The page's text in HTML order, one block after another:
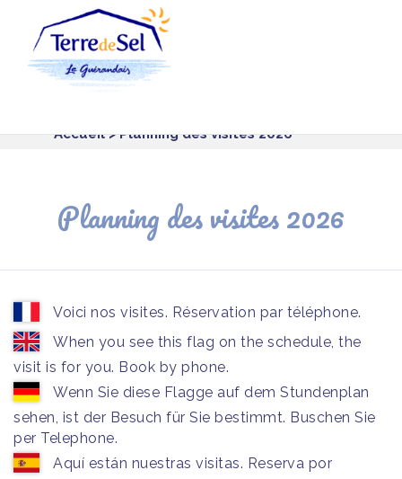
Accueil> Planning des visites 2026
Planning des visites 2026
Voici nos visites. Réservation par téléphone.
When you see this flag on the schedule, the
visit is for you. Book by phone.
Wenn Sie diese Flagge auf dem Stundenplan
sehen, ist der Besuch für Sie bestimmt. Buschen Sie
per Telephone.
Aquí están nuestras visitas. Reserva por
Panneau de gestion des cookies